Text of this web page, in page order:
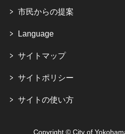
市民からの提案
Language
サイトマップ
サイトポリシー
サイトの使い方
Copyright © City of